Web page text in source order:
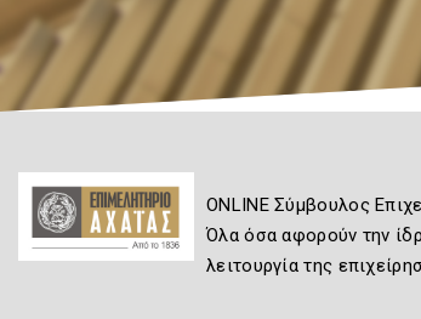
ONLINE Σύμβουλος
Όλα όσα αφορούν την
λειτουργία της